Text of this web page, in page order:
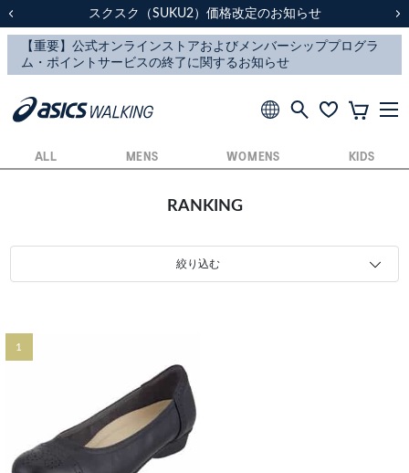
スクスク（SUKU2）価格改定のお知らせ
配送に関するお知らせ
スクスク（SUKU2）価格改定のお知らせ
配送に関するお知らせ
ALL MENS WOMENS KIDS
RANKING
絞り込む
1